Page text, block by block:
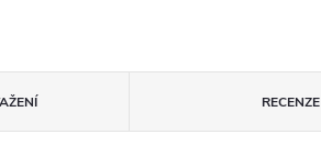
RECENZE